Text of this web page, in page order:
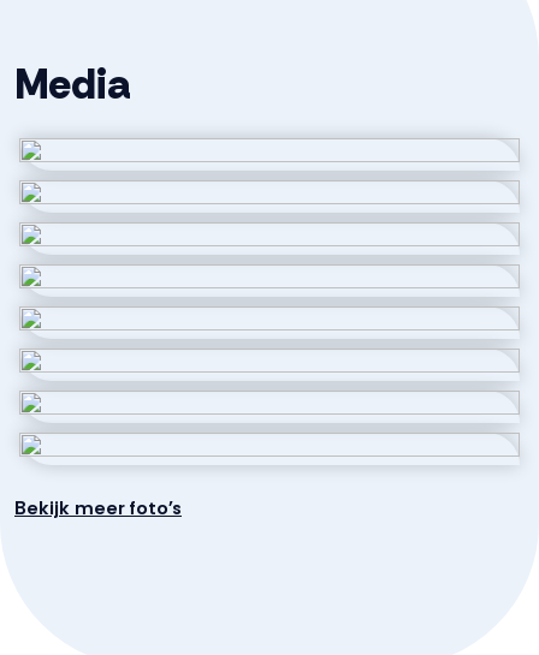
-Uitstekende ligging nabij de A6
distributiepunt of opslag
-Goed geïsoleerd en volledig gasloos
-Gebruik voor handel en reparatie van auto’s niet
toegestaan
-Voldoende parkeerplaatsen op eigen terrein
– Bijdrage VvE circa € 50,- per maand (incl opstal
verzekering en reservering onderhoud)
Media
Bekijk meer foto's